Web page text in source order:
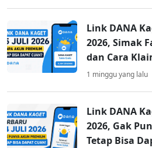
Link DANA
2026, Simak
dan Cara
1 minggu yang lalu
Link DANA
2026, Gak
Tetap Bisa